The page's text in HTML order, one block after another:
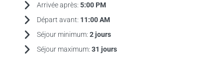
Arrivée après: 5:00 PM
Départ avant: 11:00 AM
Séjour minimum: 2 jours
Séjour maximum: 31 jours